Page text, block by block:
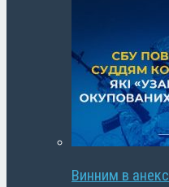
Винним в